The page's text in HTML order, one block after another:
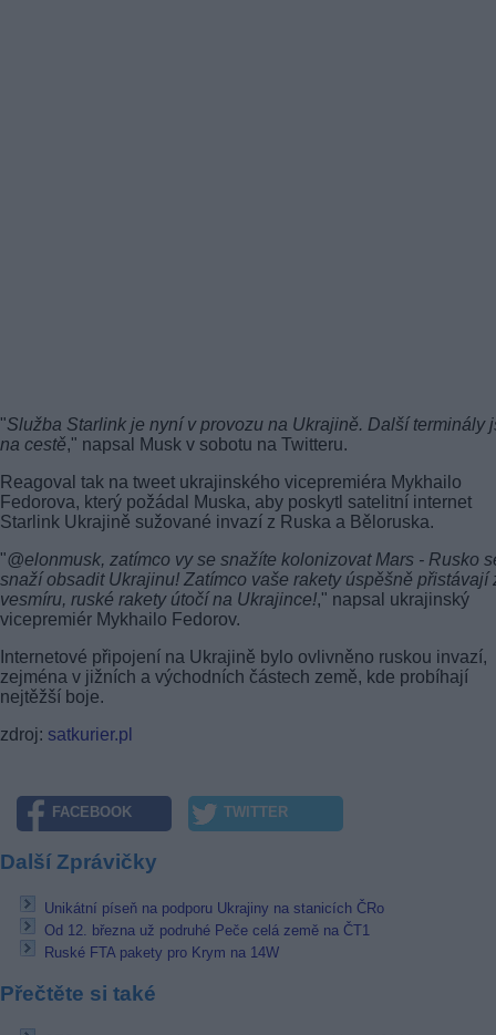
"Služba Starlink je nyní v provozu na Ukrajině. Další terminály
na cestě," napsal Musk v sobotu na Twitteru.
Reagoval tak na tweet ukrajinského vicepremiéra Mykhailo
Fedorova, který požádal Muska, aby poskytl satelitní internet
Starlink Ukrajině sužované invazí z Ruska a Běloruska.
"@elonmusk, zatímco vy se snažíte kolonizovat Mars - Rusko
snaží obsadit Ukrajinu! Zatímco vaše rakety úspěšně přistávají
vesmíru, ruské rakety útočí na Ukrajince!," napsal ukrajinský
vicepremiér Mykhailo Fedorov.
Internetové připojení na Ukrajině bylo ovlivněno ruskou invazí,
zejména v jižních a východních částech země, kde probíhají
nejtěžší boje.
zdroj: satkurier.pl
FACEBOOK TWITTER
Další Zprávičky
Unikátní píseň na podporu Ukrajiny na stanicích ČRo
Od 12. března už podruhé Peče celá země na ČT1
Ruské FTA pakety pro Krym na 14W
Přečtěte si také